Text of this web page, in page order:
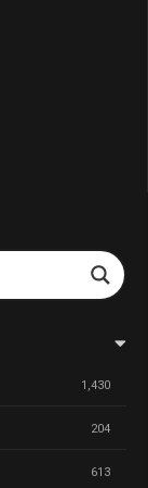
1,430
204
613